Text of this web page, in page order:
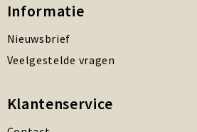
Informatie
Nieuwsbrief
Veelgestelde vragen
Klantenservice